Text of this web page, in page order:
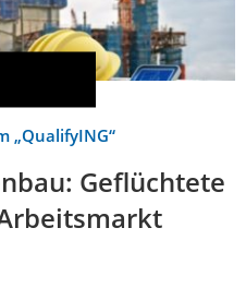
„QualifyING“
Geflüchtete